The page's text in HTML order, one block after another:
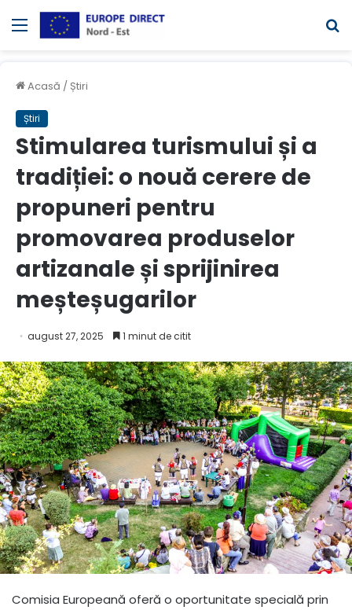
Meniul
Acasă / Știri
Știri
Stimularea turismului și a
tradiției: o nouă cerere de
propuneri pentru
promovarea produselor
artizanale și sprijinirea
meșteșugarilor
august 27, 2025 1 minut de citit
Comisia Europeană oferă o oportunitate specială prin